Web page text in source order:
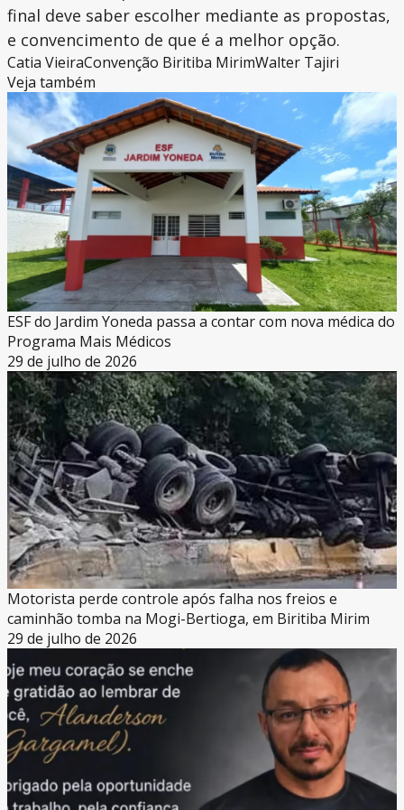
final deve saber escolher mediante as propostas,
e convencimento de que é a melhor opção.
Catia VieiraConvenção Biritiba MirimWalter Tajiri
Veja também
ESF do Jardim Yoneda passa a contar com nova médica do
Programa Mais Médicos
29 de julho de 2026
Motorista perde controle após falha nos freios e
caminhão tomba na Mogi-Bertioga, em Biritiba Mirim
29 de julho de 2026